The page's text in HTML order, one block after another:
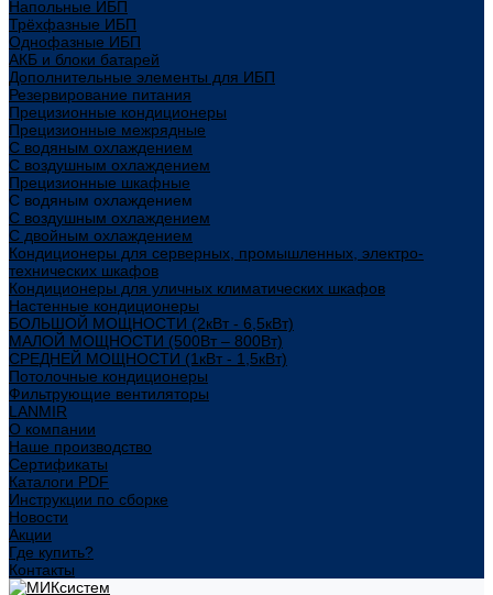
Напольные ИБП
Трёхфазные ИБП
Однофазные ИБП
АКБ и блоки батарей
Дополнительные элементы для ИБП
Резервирование питания
Прецизионные кондиционеры
Прецизионные межрядные
С водяным охлаждением
С воздушным охлаждением
Прецизионные шкафные
С водяным охлаждением
С воздушным охлаждением
С двойным охлаждением
Кондиционеры для серверных, промышленных, электро-
технических шкафов
Кондиционеры для уличных климатических шкафов
Настенные кондиционеры
БОЛЬШОЙ МОЩНОСТИ (2кВт - 6,5кВт)
МАЛОЙ МОЩНОСТИ (500Вт – 800Вт)
СРЕДНЕЙ МОЩНОСТИ (1кВт - 1,5кВт)
Потолочные кондиционеры
Фильтрующие вентиляторы
LANMIR
О компании
Наше производство
Сертификаты
Каталоги PDF
Инструкции по сборке
Новости
Акции
Где купить?
Контакты